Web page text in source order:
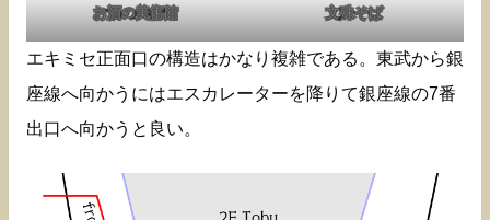
お酒の美術館 文殊そば
エキミセ正面口の構造はかなり複雑である。東武から銀
座線へ向かうにはエスカレーターを降りて銀座線の7番
出口へ向かうと良い。